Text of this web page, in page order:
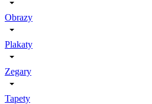
Obrazy
Plakaty
Zegary
Tapety